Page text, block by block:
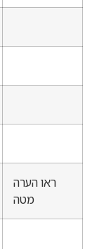
ראו הערה
מטה